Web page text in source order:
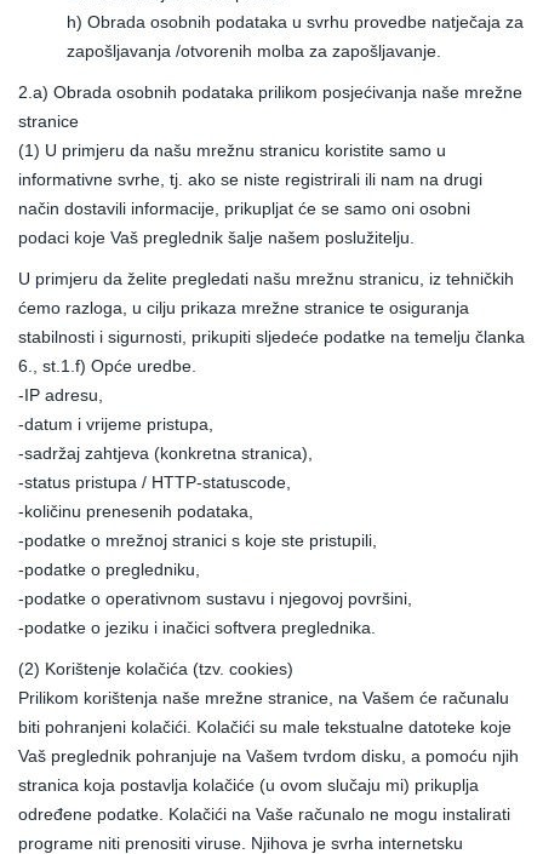
h) Obrada osobnih podataka u svrhu provedbe natječaja za
zapošljavanja /otvorenih molba za zapošljavanje.
2.a) Obrada osobnih podataka prilikom posjećivanja naše mrežne
stranice
(1) U primjeru da našu mrežnu stranicu koristite samo u
informativne svrhe, tj. ako se niste registrirali ili nam na drugi
način dostavili informacije, prikupljat će se samo oni osobni
podaci koje Vaš preglednik šalje našem poslužitelju.
U primjeru da želite pregledati našu mrežnu stranicu, iz tehničkih
ćemo razloga, u cilju prikaza mrežne stranice te osiguranja
stabilnosti i sigurnosti, prikupiti sljedeće podatke na temelju članka
6., st.1.f) Opće uredbe.
-IP adresu,
-datum i vrijeme pristupa,
-sadržaj zahtjeva (konkretna stranica),
-status pristupa / HTTP-statuscode,
-količinu prenesenih podataka,
-podatke o mrežnoj stranici s koje ste pristupili,
-podatke o pregledniku,
-podatke o operativnom sustavu i njegovoj površini,
-podatke o jeziku i inačici softvera preglednika.
(2) Korištenje kolačića (tzv. cookies)
Prilikom korištenja naše mrežne stranice, na Vašem će računalu
biti pohranjeni kolačići. Kolačići su male tekstualne datoteke koje
Vaš preglednik pohranjuje na Vašem tvrdom disku, a pomoću njih
stranica koja postavlja kolačiće (u ovom slučaju mi) prikuplja
određene podatke. Kolačići na Vaše računalo ne mogu instalirati
programe niti prenositi viruse. Njihova je svrha internetsku